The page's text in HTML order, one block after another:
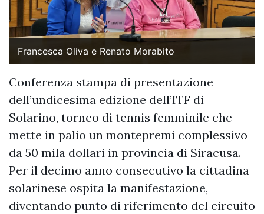
Francesca Oliva e Renato Morabito
Conferenza stampa di presentazione
dell’undicesima edizione dell’ITF di
Solarino, torneo di tennis femminile che
mette in palio un montepremi complessivo
da 50 mila dollari in provincia di Siracusa.
Per il decimo anno consecutivo la cittadina
solarinese ospita la manifestazione,
diventando punto di riferimento del circuito